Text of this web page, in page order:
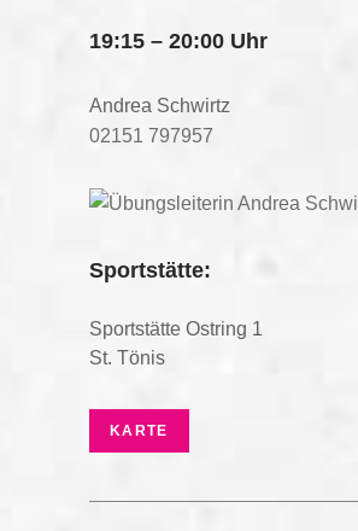
19:15 – 20:00 Uhr
Andrea Schwirtz
02151 797957
Sportstätte:
Sportstätte Ostring 1
St. Tönis
KARTE